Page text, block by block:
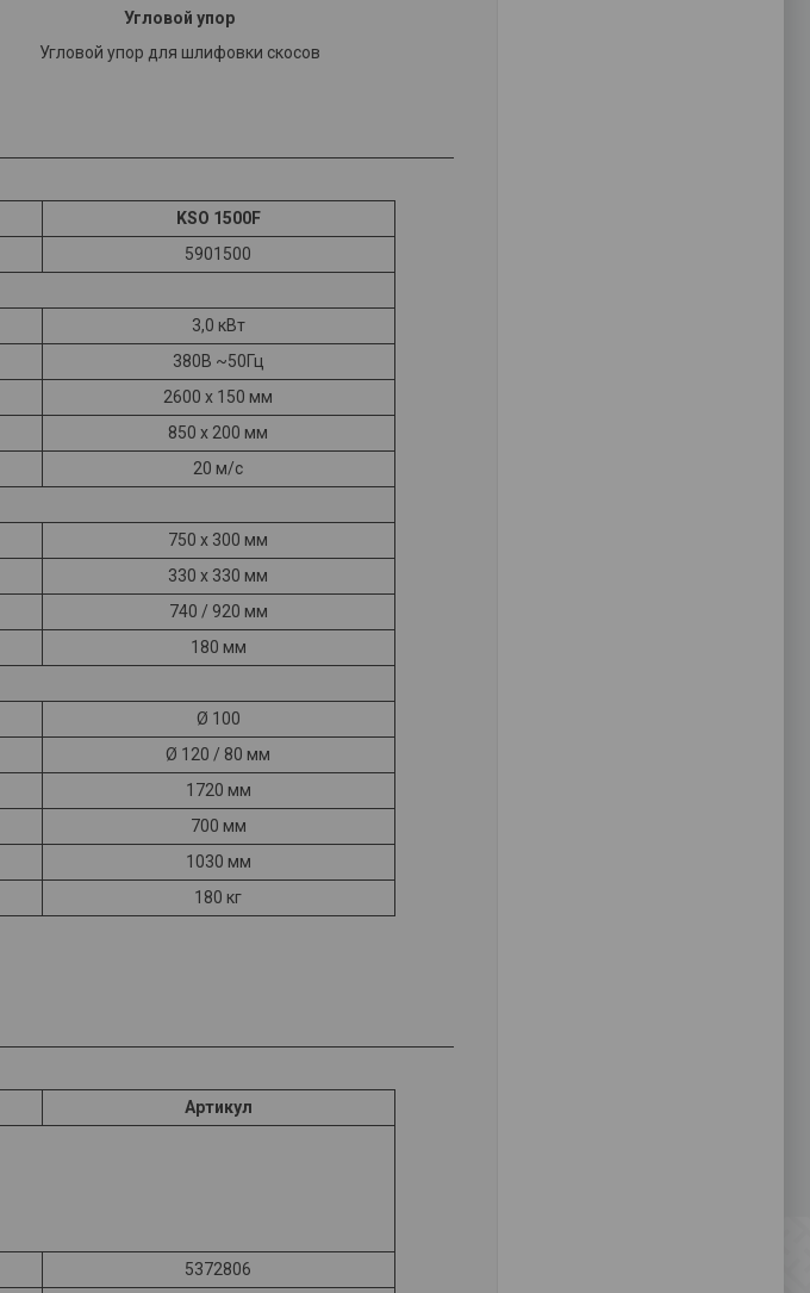
Угловой упор
Угловой упор для шлифовки скосов
KSO 1500F
5901500
3,0 кВт
380В ~50Гц
2600 х 150 мм
850 х 200 мм
20 м/с
750 х 300 мм
330 х 330 мм
740 / 920 мм
180 мм
Ø 100
Ø 120 / 80 мм
1720 мм
700 мм
1030 мм
180 кг
Артикул
5372806